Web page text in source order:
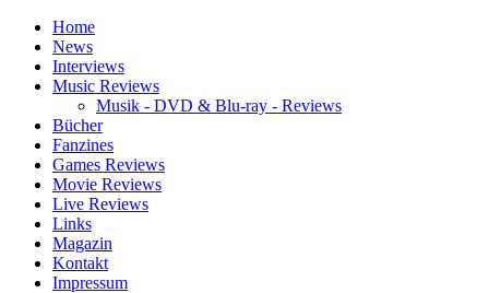
Home
News
Interviews
Music Reviews
Musik - DVD & Blu-ray - Reviews
Bücher
Fanzines
Games Reviews
Movie Reviews
Live Reviews
Links
Magazin
Kontakt
Impressum